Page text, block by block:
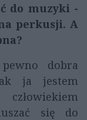
do muzyki -
perkusji. A
dobra
ja jestem
się do